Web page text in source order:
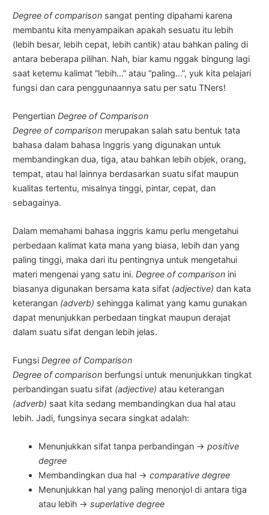
Degree of comparison sangat penting dipahami karena
membantu kita menyampaikan apakah sesuatu itu lebih
(lebih besar, lebih cepat, lebih cantik) atau bahkan paling di
antara beberapa pilihan. Nah, biar kamu nggak bingung lagi
saat ketemu kalimat “lebih…” atau “paling…”, yuk kita pelajari
fungsi dan cara penggunaannya satu per satu TNers!
PengertianDegree of Comparison
Degree of comparison merupakan salah satu bentuk tata
bahasa dalam bahasa Inggris yang digunakan untuk
membandingkan dua, tiga, atau bahkan lebih objek, orang,
tempat, atau hal lainnya berdasarkan suatu sifat maupun
kualitas tertentu, misalnya tinggi, pintar, cepat, dan
sebagainya.
Dalam memahami bahasa inggris kamu perlu mengetahui
perbedaan kalimat kata mana yang biasa, lebih dan yang
paling tinggi, maka dari itu pentingnya untuk mengetahui
materi mengenai yang satu ini.Degree of comparison ini
biasanya digunakan bersama kata sifat (adjective)dan kata
keterangan (adverb) sehingga kalimat yang kamu gunakan
dapat menunjukkan perbedaan tingkat maupun derajat
dalam suatu sifat dengan lebih jelas.
FungsiDegree of Comparison
Degree of comparison berfungsi untuk menunjukkan tingkat
perbandingan suatu sifat (adjective) atau keterangan
(adverb) saat kita sedang membandingkan dua hal atau
lebih. Jadi, fungsinya secara singkat adalah:
Menunjukkan sifat tanpa perbandingan →positive
degree
Membandingkan dua hal →comparative degree
Menunjukkan hal yang paling menonjol di antara tiga
atau lebih →superlative degree